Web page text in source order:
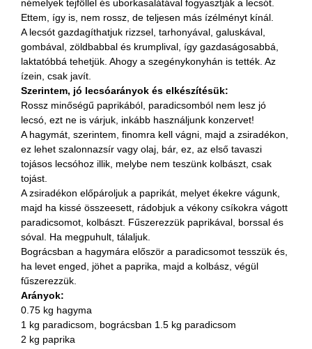
némelyek tejföllel és uborkasalátával fogyasztják a lecsót.
Ettem, így is, nem rossz, de teljesen más ízélményt kínál.
A lecsót gazdagíthatjuk rizzsel, tarhonyával, galuskával,
gombával, zöldbabbal és krumplival, így gazdaságosabbá,
laktatóbbá tehetjük. Ahogy a szegénykonyhán is tették. Az
ízein, csak javít.
Szerintem, jó lecsóarányok és elkészítésük:
Rossz minőségű paprikából, paradicsomból nem lesz jó
lecsó, ezt ne is várjuk, inkább használjunk konzervet!
A hagymát, szerintem, finomra kell vágni, majd a zsiradékon,
ez lehet szalonnazsír vagy olaj, bár, ez, az első tavaszi
tojásos lecsóhoz illik, melybe nem teszünk kolbászt, csak
tojást.
A zsiradékon előpároljuk a paprikát, melyet ékekre vágunk,
majd ha kissé összeesett, rádobjuk a vékony csíkokra vágott
paradicsomot, kolbászt. Fűszerezzük paprikával, borssal és
sóval. Ha megpuhult, tálaljuk.
Bográcsban a hagymára először a paradicsomot tesszük és,
ha levet enged, jöhet a paprika, majd a kolbász, végül
fűszerezzük.
Arányok:
0.75 kg hagyma
1 kg paradicsom, bográcsban 1.5 kg paradicsom
2 kg paprika